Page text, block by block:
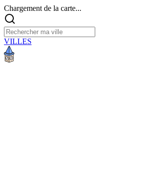
Chargement de la carte...
VILLES